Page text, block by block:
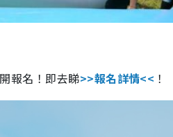
報名！即去睇>>報名詳情<< ！